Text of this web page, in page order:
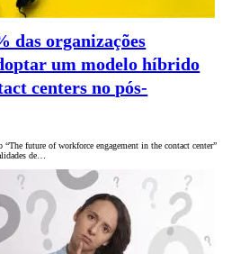
das organizações
um modelo híbrido
centers no pós-
“The future of workforce engagement in the contact center”
de…